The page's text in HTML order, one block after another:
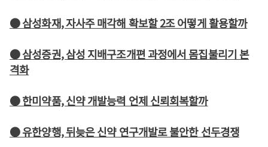
● 삼성화재, 자사주 매각해 확보할 2조 어떻게 활용할까
● 삼성증권, 삼성 지배구조개편 과정에서 몸집불리기 본
격화
● 한미약품, 신약 개발능력 언제 신뢰회복할까
● 유한양행, 뒤늦은 신약 연구개발로 불안한 선두경쟁